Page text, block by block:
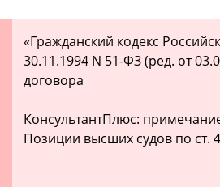
«Гражданский кодекс
30.11.1994 N 51-ФЗ (ред. от
договора
КонсультантПлюс:
Позиции высших судов по ст.